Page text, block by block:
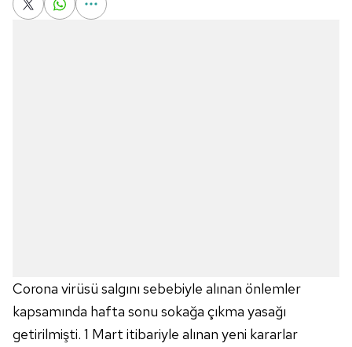
Corona virüsü salgını sebebiyle alınan önlemler
kapsamında hafta sonu sokağa çıkma yasağı
getirilmişti. 1 Mart itibariyle alınan yeni kararlar